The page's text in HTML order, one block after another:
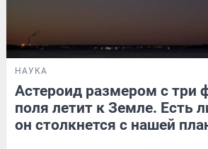
НАУКА
Астероид размером с три
поля летит к Земле. Есть
он столкнется с нашей